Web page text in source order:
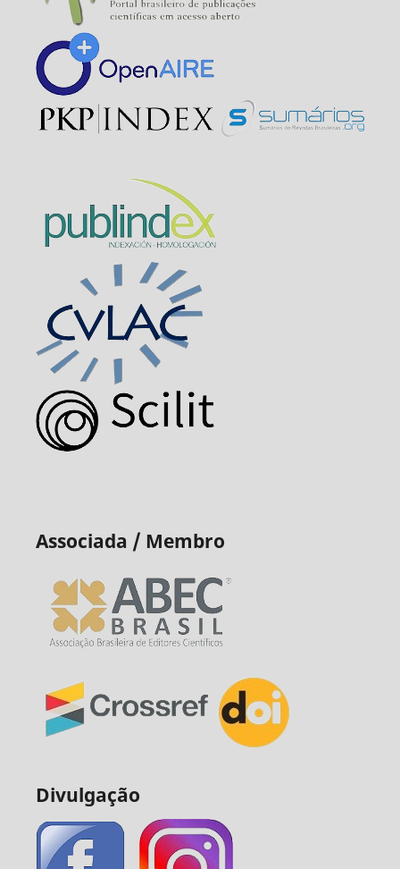
Associada / Membro
Divulgação